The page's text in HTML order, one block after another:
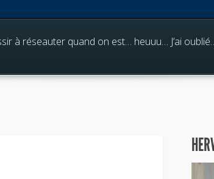
à réseauter quand on est… heuuu… J’ai